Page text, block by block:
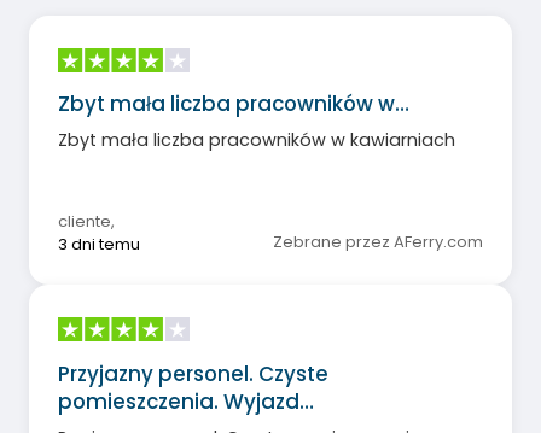
Zbyt mała liczba pracowników w…
Zbyt mała liczba pracowników w kawiarniach
cliente,
3 dni temu
Zebrane przez AFerry.com
Przyjazny personel. Czyste
pomieszczenia. Wyjazd…